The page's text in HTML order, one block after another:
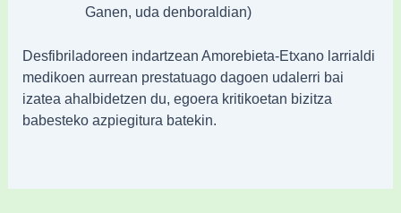
Ganen, uda denboraldian)
Desfibriladoreen indartzean Amorebieta-Etxano larrialdi
medikoen aurrean prestatuago dagoen udalerri bai
izatea ahalbidetzen du, egoera kritikoetan bizitza
babesteko azpiegitura batekin.